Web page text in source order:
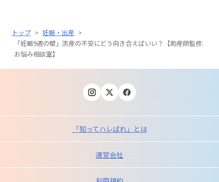
トップ > 妊娠・出産 >
「妊娠9週の壁」流産の不安にどう向き合えばいい？【助産師監修:
お悩み相談室】
「知ってハレばれ」とは
運営会社